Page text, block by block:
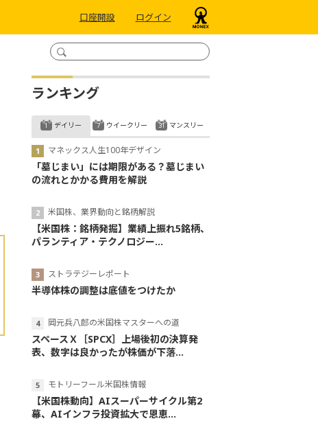
口座開設 ログイン
ランキング
デイリー
マネックス人生100年デザイン
「墓じまい」には期限がある？墓じまい
の流れとかかる費用を解説
米国株、業界動向と銘柄解説
【米国株：銘柄発掘】業績上振れ5銘柄、
パランティア・テクノロジー...
ストラテジーレポート
半導体株の調整は底値をつけたか
岡元兵八郎の米国株マスターへの道
スペースＸ［SPCX］上場後初の決算発
表、数字は良かったが株価が下落...
モトリーフール米国株情報
【米国株動向】AIスーパーサイクル第2
幕、AIインフラ投資拡大で恩恵...
ウイークリー マンスリー